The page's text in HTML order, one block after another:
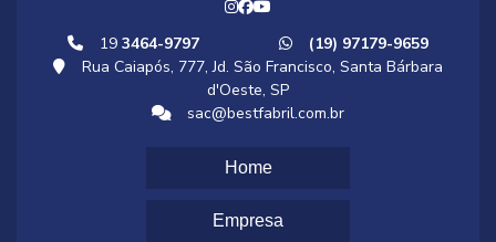
19 3464-9797
(19) 97179-9659
Rua Caiapós, 777, Jd. São Francisco, Santa Bárbara
d'Oeste, SP
sac@bestfabril.com.br
Home
Empresa